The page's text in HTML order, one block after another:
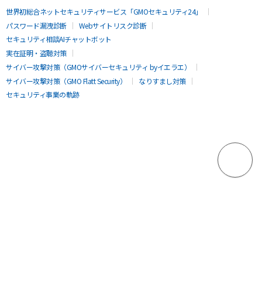
世界初総合ネットセキュリティサービス「GMOセキュリティ24」
パスワード漏洩診断
Webサイトリスク診断
セキュリティ相談AIチャットボット
実在証明・盗聴対策
サイバー攻撃対策（GMOサイバーセキュリティ byイエラエ）
サイバー攻撃対策（GMO Flatt Security）
なりすまし対策
セキュリティ事業の軌跡